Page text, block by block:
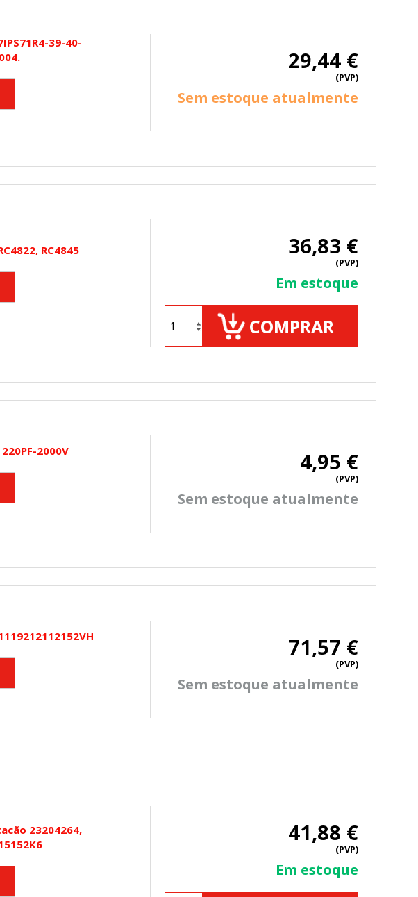
39-40-
29,44 €
(PVP)
Sem estoque atualmente
RC4845 36,83 €
(PVP)
Em estoque
COMPRAR
2000V 4,95 €
(PVP)
Sem estoque atualmente
71,57 €
(PVP)
Sem estoque atualmente
23204264,
41,88 €
(PVP)
Em estoque
HABILITAR TODO
en nuestros sistemas. Puede configurar su
no funcionarán. Estas cookies no almacenan ninguna
el rendimiento de nuestro sitio y mejorarlo. Nos
navegan por el sitio. Toda la información que recogen